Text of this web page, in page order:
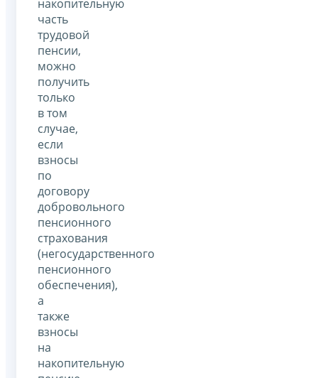
накопительную
часть
трудовой
пенсии,
можно
получить
только
в том
случае,
если
взносы
по
договору
добровольного
пенсионного
страхования
(негосударственного
пенсионного
обеспечения),
а
также
взносы
на
накопительную